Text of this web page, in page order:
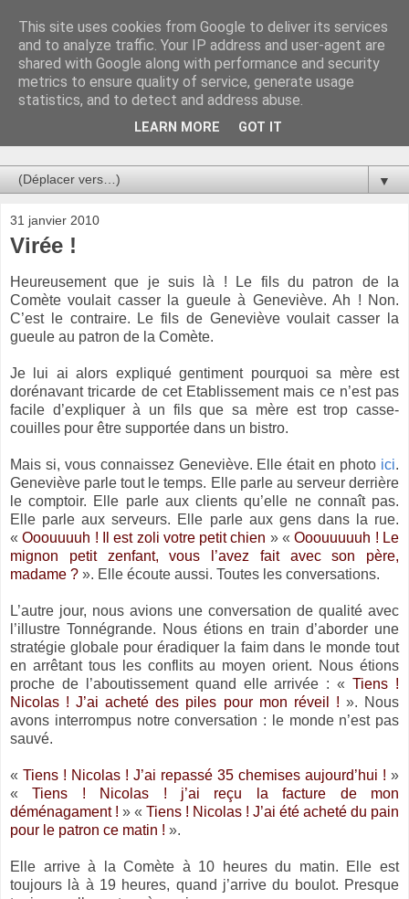
Au bistro !
La connerie étant le seul chemin susceptible de nous faire
entrevoir une parcelle de vérité, utilisons la par des moyens
de communication efficaces. Le temps qu'on remplisse nos
▼
31 janvier 2010
Virée !
Heureusement que je suis là ! Le fils du patron de
la
Comète voulait casser la gueule à Geneviève. Ah ! Non.
C’est le contraire. Le fils de Geneviève voulait casser la
gueule au patron de la Comète.
Je lui ai alors expliqué gentiment pourquoi sa mère est
dorénavant tricarde de cet Etablissement mais ce n’est pas
facile d’expliquer à un fils que sa mère est trop casse-
couilles pour être supportée dans un bistro.
Mais si, vous connaissez Geneviève. Elle était en photo ici.
Geneviève parle tout le temps. Elle parle au serveur derrière
le comptoir. Elle parle aux clients qu’elle ne connaît pas.
Elle parle aux serveurs. Elle parle aux gens dans la rue.
«Ooouuuuh ! Il est zoli votre petit chien » «Ooouuuuuh ! Le
mignon petit zenfant, vous l’avez fait avec son père,
madame ? ». Elle écoute aussi. Toutes les conversations.
L’autre jour, nous avions une conversation de qualité avec
l’illustre Tonnégrande. Nous étions en train d’aborder une
stratégie globale pour éradiquer la faim dans le monde tout
en arrêtant tous les conflits au moyen orient. Nous étions
proche de l’aboutissement quand elle arrivée : «Tiens !
Nicolas ! J’ai acheté des piles pour mon réveil ! ». Nous
avons interrompus notre conversation : le monde n’est pas
sauvé.
« Tiens ! Nicolas ! J’ai repassé 35 chemises aujourd’hui ! »
«Tiens ! Nicolas ! j’ai reçu la facture de mon
déménagament ! » « Tiens ! Nicolas ! J’ai été acheté du pain
pour le patron ce matin ! ».
Elle arrive à la Comète à 10 heures du matin. Elle est
toujours là à 19 heures, quand j’arrive du boulot. Presque
This site uses cookies from Google to deliver its services
and to analyze traffic. Your IP address and user-agent are
shared with Google along with performance and security
metrics to ensure quality of service, generate usage
statistics, and to detect and address abuse.
LEARN MORE GOT IT